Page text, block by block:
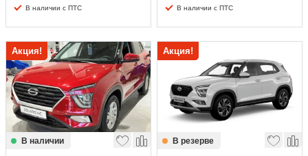
В наличии с ПТС
В наличии с ПТС
Акция!
В наличии
Акция!
В резерве